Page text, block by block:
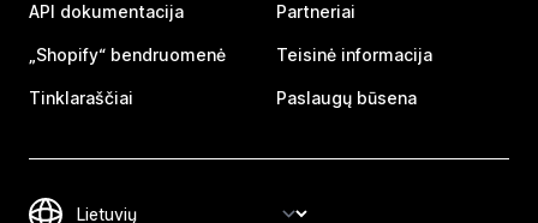
API dokumentacija
„Shopify“ bendruomenė
Tinklaraščiai
Partneriai
Teisinė informacija
Paslaugų būsena